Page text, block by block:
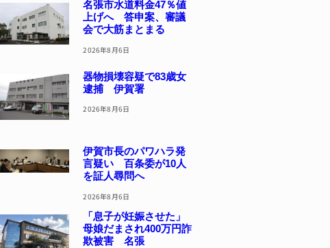
名張市水道料金47％値
上げへ 答申案、審議
会で大筋まとまる
2026年8月6日
器物損壊容疑で83歳女
逮捕 伊賀署
2026年8月6日
伊賀市長のパワハラ発
言疑い 百条委が10人
を証人尋問へ
2026年8月6日
「息子が妊娠させた」
母娘だまされ400万円詐
欺被害 名張